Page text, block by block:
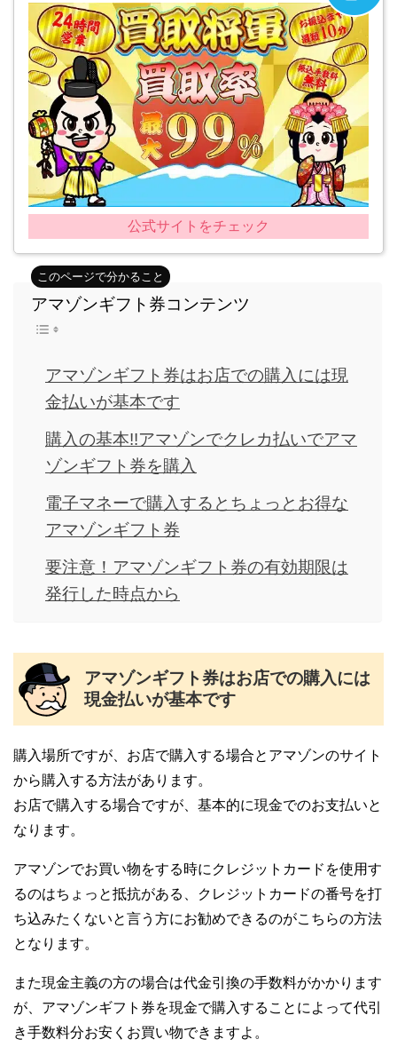
公式サイトをチェック
アマゾンギフト券コンテンツ
アマゾンギフト券はお店での購入には現
金払いが基本です
購入の基本!!アマゾンでクレカ払いでアマ
ゾンギフト券を購入
電子マネーで購入するとちょっとお得な
アマゾンギフト券
要注意！アマゾンギフト券の有効期限は
発行した時点から
アマゾンギフト券はお店での購入には
現金払いが基本です
購入場所ですが、お店で購入する場合とアマゾンのサイト
から購入する方法があります。
お店で購入する場合ですが、基本的に現金でのお支払いと
なります。
アマゾンでお買い物をする時にクレジットカードを使用す
るのはちょっと抵抗がある、クレジットカードの番号を打
ち込みたくないと言う方にお勧めできるのがこちらの方法
となります。
また現金主義の方の場合は代金引換の手数料がかかります
が、アマゾンギフト券を現金で購入することによって代引
き手数料分お安くお買い物できますよ。